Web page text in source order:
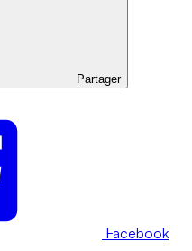
Partager
Facebook